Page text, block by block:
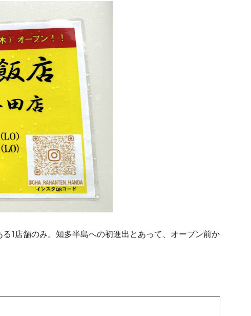
1店舗のみ。知多半島への初進出とあって、オープン前か